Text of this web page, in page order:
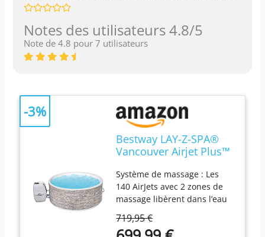
Notes des utilisateurs 4.8/5
Note de 4.8 pour 7 utilisateurs
Bestway LAY-Z-SPA®
Vancouver Airjet Plus™
personnes
Système de massage : Les
140 AirJets avec 2 zones de
massage libèrent dans l’eau
enveloppe d’un bain
719,95 €
-3%